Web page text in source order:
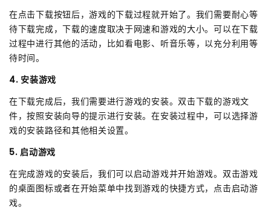
在点击下载按钮后，游戏的下载过程就开始了。我们需要耐心等
待下载完成，下载的速度取决于网速和游戏的大小。可以在下载
过程中进行其他的活动，比如看电影、听音乐等，以充分利用等
待时间。
4. 安装游戏
在下载完成后，我们需要进行游戏的安装。双击下载的游戏文
件，按照安装向导的提示进行安装。在安装过程中，可以选择游
戏的安装路径和其他相关设置。
5. 启动游戏
在完成游戏的安装后，我们可以启动游戏并开始游戏。双击游戏
的桌面图标或者在开始菜单中找到游戏的快捷方式，点击启动游
戏。